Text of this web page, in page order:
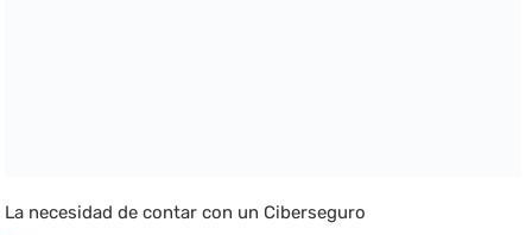
La necesidad de contar con un Ciberseguro